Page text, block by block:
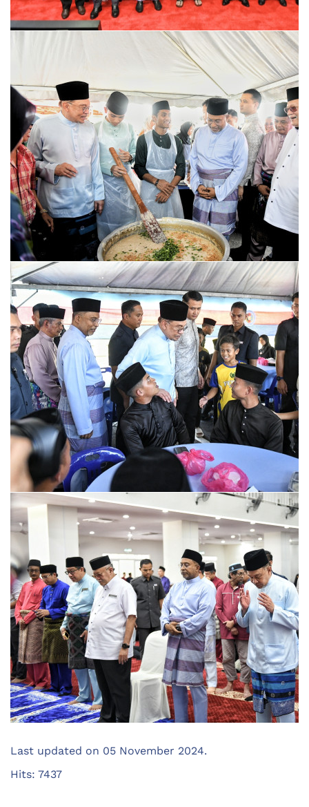
Last updated on 05 November 2024.
Hits: 7437